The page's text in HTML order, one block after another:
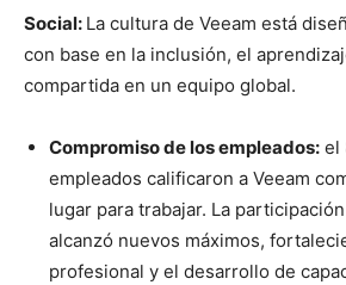
Social: La cultura de Veeam está
con base en la inclusión, el
compartida en un equipo global.
Compromiso de los empleados: el
empleados calificaron a Veeam
lugar para trabajar. La
alcanzó nuevos máximos,
profesional y el desarrollo de